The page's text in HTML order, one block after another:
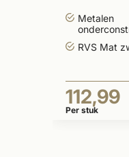
Metalen
RVS Mat
112,99
Per stuk